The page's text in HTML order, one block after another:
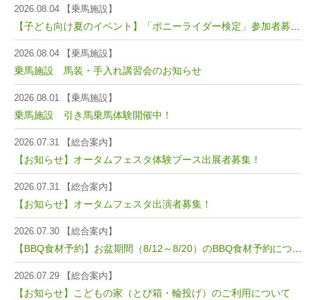
2026.08.04 【乗馬施設】
【子ども向け夏のイベント】「ポニーライダー検定」参加者募集！
2026.08.04 【乗馬施設】
乗馬施設 馬装・手入れ講習会のお知らせ
2026.08.01 【乗馬施設】
乗馬施設 引き馬乗馬体験開催中！
2026.07.31 【総合案内】
【お知らせ】オータムフェスタ体験ブース出展者募集！
2026.07.31 【総合案内】
【お知らせ】オータムフェスタ出演者募集！
2026.07.30 【総合案内】
【BBQ食材予約】お盆期間（8/12～8/20）のBBQ食材予約について
2026.07.29 【総合案内】
【お知らせ】こどもの家（とび箱・輪投げ）のご利用について